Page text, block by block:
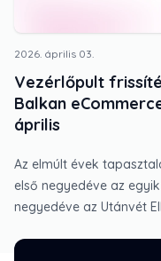
2026. április 03.
Vezérlőpult
Balkan
április
Az elmúlt évek
első negyedéve az
negyedéve az Utánvét
év elejére, amit csak